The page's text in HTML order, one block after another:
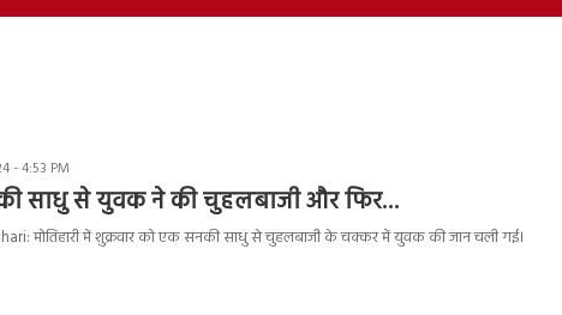
- 4:53 PM
साधु से युवक ने की चुहलबाजी और फिर…
मोतिहारी में शुक्रवार को एक सनकी साधु से चुहलबाजी के चक्कर में युवक की जान चली गई।